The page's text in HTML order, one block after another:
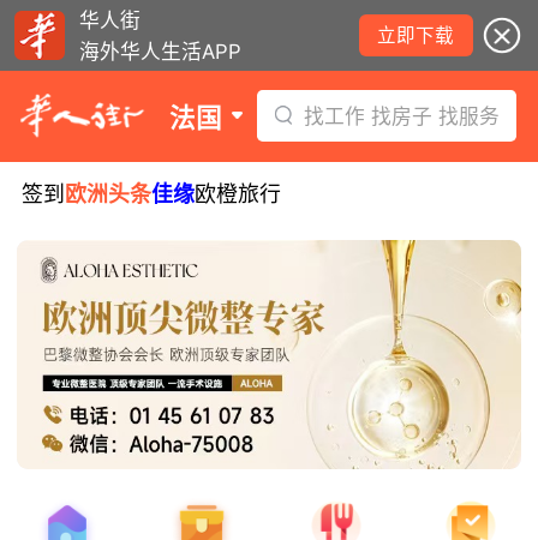
华人街
海外华人生活APP
立即下载
法国 找工作 找房子 找服务
签到 欧洲头条佳缘欧橙旅行